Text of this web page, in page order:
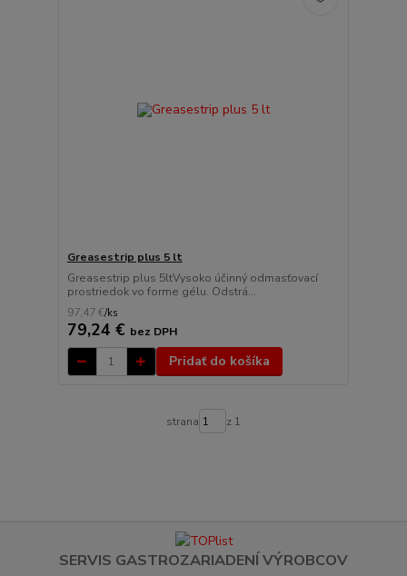
Greasestrip plus 5 lt
Greasestrip plus 5ltVysoko účinný odmasťovací
prostriedok vo forme gélu. Odstrá...
97,47 €/ks
79,24 € bez DPH
Pridať do košíka
strana z 1
SERVIS GASTROZARIADENÍ VÝROBCOV